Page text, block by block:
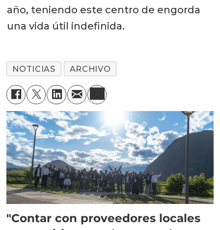
año, teniendo este centro de engorda
una vida útil indefinida.
NOTICIAS ARCHIVO
"Contar con proveedores locales